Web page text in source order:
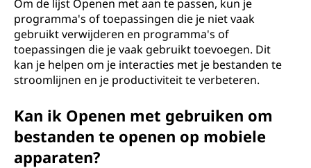
Om de lijst Openen met aan te passen, kun je
programma's of toepassingen die je niet vaak
gebruikt verwijderen en programma's of
toepassingen die je vaak gebruikt toevoegen. Dit
kan je helpen om je interacties met je bestanden te
stroomlijnen en je productiviteit te verbeteren.
Kan ik Openen met gebruiken om
bestanden te openen op mobiele
apparaten?